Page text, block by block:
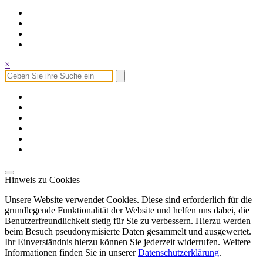
×
Hinweis zu Cookies
Unsere Website verwendet Cookies. Diese sind erforderlich für die
grundlegende Funktionalität der Website und helfen uns dabei, die
Benutzerfreundlichkeit stetig für Sie zu verbessern. Hierzu werden
beim Besuch pseudonymisierte Daten gesammelt und ausgewertet.
Ihr Einverständnis hierzu können Sie jederzeit widerrufen. Weitere
Informationen finden Sie in unsererDatenschutzerklärung.